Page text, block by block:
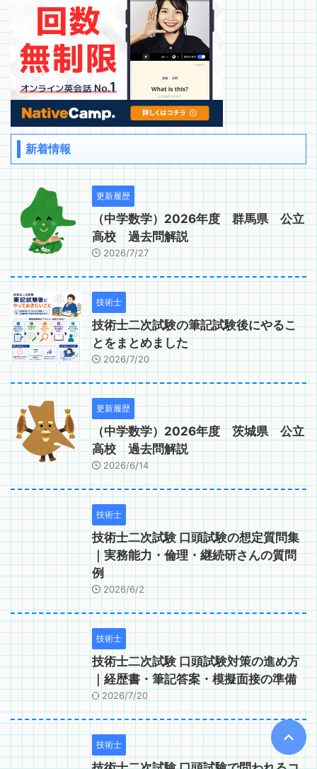
新着情報
更新履歴
（中学数学）2026年度 群馬県 公立
高校 過去問解説
2026/7/27
技術士
技術士二次試験の筆記試験後にやるこ
とをまとめました
2026/7/20
更新履歴
（中学数学）2026年度 茨城県 公立
高校 過去問解説
2026/6/14
技術士
技術士二次試験 口頭試験の想定質問集
｜実務能力・倫理・継続研さんの質問
例
2026/6/2
技術士
技術士二次試験 口頭試験対策の進め方
｜経歴書・筆記答案・模擬面接の準備
2026/7/20
技術士